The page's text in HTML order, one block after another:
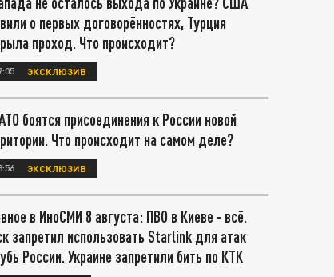
о первых договорённостях, Турция
проход. Что происходит?
ЭКСКЛЮЗИВ
боятся присоединения к России новой
Что происходит на самом деле?
ЭКСКЛЮЗИВ
в ИноСМИ 8 августа: ПВО в Киеве - всё.
запретил использовать Starlink для атак
России. Украине запретили бить по КТК